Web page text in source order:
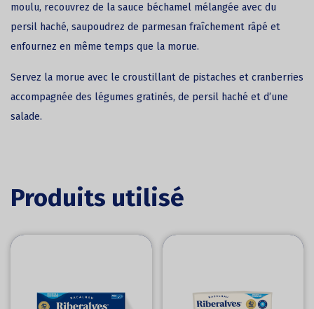
moulu, recouvrez de la sauce béchamel mélangée avec du
persil haché, saupoudrez de parmesan fraîchement râpé et
enfournez en même temps que la morue.
Servez la morue avec le croustillant de pistaches et cranberries
accompagnée des légumes gratinés, de persil haché et d’une
salade.
Produits utilisé